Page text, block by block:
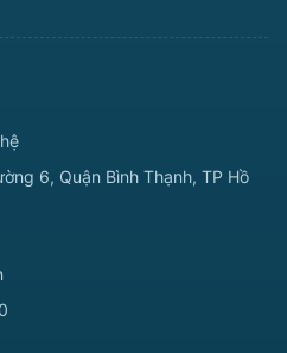
6, Quận Bình Thạnh, TP Hồ